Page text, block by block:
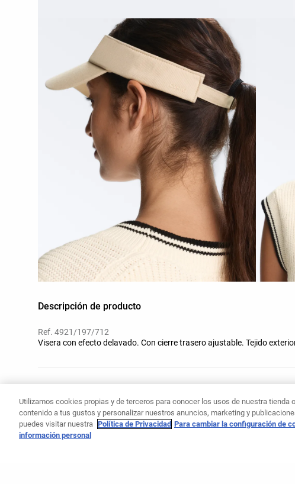
Descripción de producto
Ref. 4921/197/712
Visera con efecto delavado. Con cierre trasero ajustable. Tejido
Utilizamos cookies propias y de terceros para conocer los usos de nuestra tienda
contenido a tus gustos y personalizar nuestros anuncios, marketing y
puedes visitar nuestra Política de Privacidad Para cambiar la configuración de
información personal